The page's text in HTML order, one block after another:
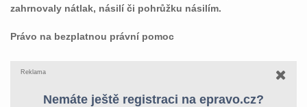
zahrnovaly nátlak, násilí či pohrůžku násilím.
Právo na bezplatnou právní pomoc
Reklama
Nemáte ještě registraci na epravo.cz?